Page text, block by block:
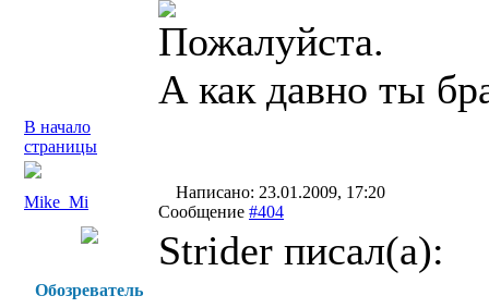
Пожалуйста.
А как давно ты
В начало
страницы
Mike_Mi
Написано: 23.01.2009, 17:20
Сообщение #404
Обозреватель
Strider писал(a):